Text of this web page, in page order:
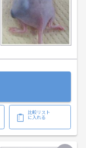
比較リスト
に入れる